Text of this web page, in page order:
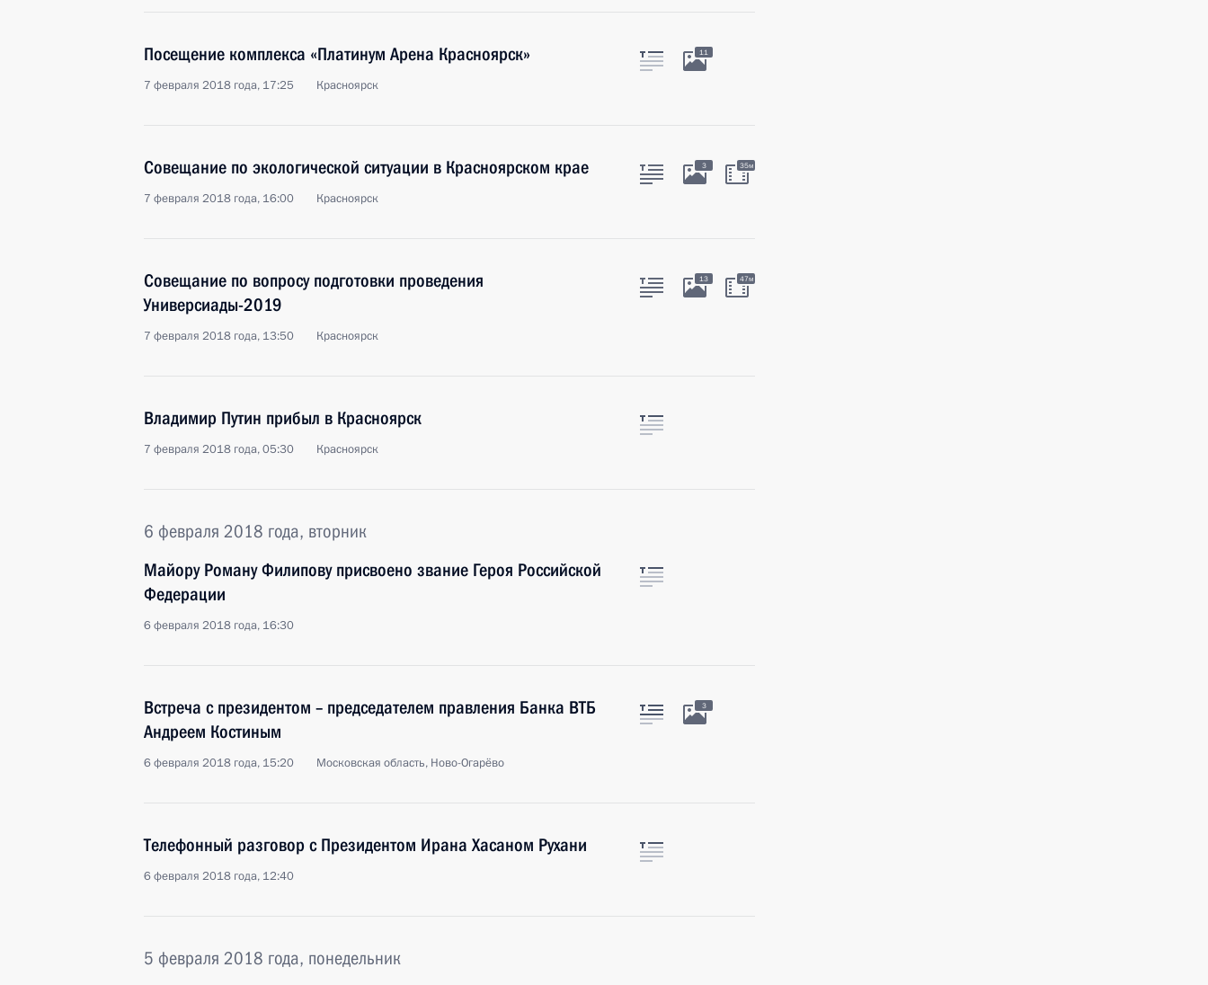
Посещение комплекса «Платинум Арена Красноярск»
7 февраля 2018 года, 17:25 Красноярск
11
Совещание по экологической ситуации в Красноярском крае
7 февраля 2018 года, 16:00 Красноярск
3 35м
Совещание по вопросу подготовки проведения
Универсиады-2019
7 февраля 2018 года, 13:50 Красноярск
13 47м
Владимир Путин прибыл в Красноярск
7 февраля 2018 года, 05:30 Красноярск
6 февраля 2018 года, вторник
Майору Роману Филипову присвоено звание Героя Российской
Федерации
6 февраля 2018 года, 16:30
Встреча с президентом – председателем правления Банка ВТБ
Андреем Костиным
6 февраля 2018 года, 15:20 Московская область, Ново-Огарёво
3
Телефонный разговор с Президентом Ирана Хасаном Рухани
6 февраля 2018 года, 12:40
5 февраля 2018 года, понедельник